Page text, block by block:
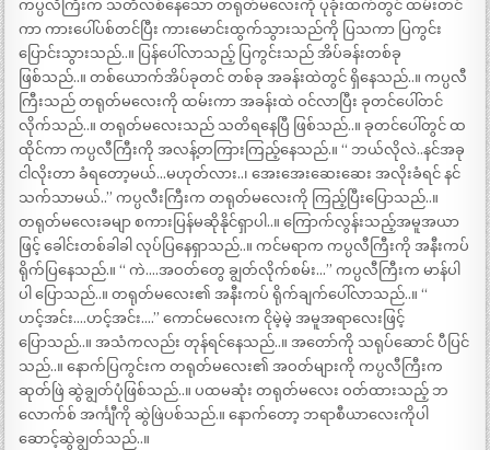
ကပ္ပလီကြီးက သတိလစ်နေသော တရုတ်မလေးကို ပုခုံးထက်တွင် ထမ်းတင်
ကာ ကားပေါ်ပစ်တင်ပြီး ကားမောင်းထွက်သွားသည်ကို ပြသကာ ပြကွင်း
ပြောင်းသွားသည်..။ ပြန်ပေါ်လာသည့် ပြကွင်းသည် အိပ်ခန်းတစ်ခု
ဖြစ်သည်..။ တစ်ယောက်အိပ်ခုတင် တစ်ခု အခန်းထဲတွင် ရှိနေသည်..။ ကပ္ပလီ
ကြီးသည် တရုတ်မလေးကို ထမ်းကာ အခန်းထဲ ဝင်လာပြီး ခုတင်ပေါ်တင်
လိုက်သည်..။ တရုတ်မလေးသည် သတိရနေပြီ ဖြစ်သည်..။ ခုတင်ပေါ်တွင် ထ
ထိုင်ကာ ကပ္ပလီကြီးကို အလန့်တကြားကြည့်နေသည်.။ “ ဘယ်လိုလဲ..နင်အခု
ငါလိုးတာ ခံရတော့မယ်…မဟုတ်လား..၊ အေးအေးဆေးဆေး အလိုးခံရင် နင်
သက်သာမယ်..” ကပ္ပလီးကြီးက တရုတ်မလေးကို ကြည့်ပြီးပြောသည်..။
တရုတ်မလေးခမျာ စကားပြန်မဆိုနိုင်ရှာပါ..။ ကြောက်လွန်းသည့်အမူအယာ
ဖြင့် ခေါင်းတစ်ခါခါ လုပ်ပြနေရှာသည်..။ ကင်မရာက ကပ္ပလီကြီးကို အနီးကပ်
ရိုက်ပြနေသည်.။ “ ကဲ….အဝတ်တွေ ချွတ်လိုက်စမ်း…” ကပ္ပလီကြီးက မာန်ပါ
ပါ ပြောသည်..။ တရုတ်မလေး၏ အနီးကပ် ရိုက်ချက်ပေါ်လာသည်..။ “
ဟင့်အင်း….ဟင့်အင်း….” ကောင်မလေးက ငိုမဲ့မဲ့ အမူအရာလေးဖြင့်
ပြောသည်..။ အသံကလည်း တုန်ရင်နေသည်..။ အတော်ကို သရုပ်ဆောင် ပီပြင်
သည်..။ နောက်ပြကွင်းက တရုတ်မလေး၏ အဝတ်များကို ကပ္ပလီကြီးက
ဆုတ်ဖြဲ ဆွဲချွတ်ပုံဖြစ်သည်..။ ပထမဆုံး တရုတ်မလေး ဝတ်ထားသည့် ဘ
လောက်စ် အင်္ကျီကို ဆွဲဖြဲပစ်သည်.။ နောက်တော့ ဘရာစီယာလေးကိုပါ
ဆောင့်ဆွဲချွတ်သည်..။